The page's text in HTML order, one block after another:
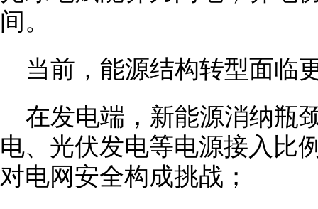
间。
当前，能源结构转型面临
在发电端，新能源消纳瓶
电、光伏发电等电源接入比
对电网安全构成挑战；